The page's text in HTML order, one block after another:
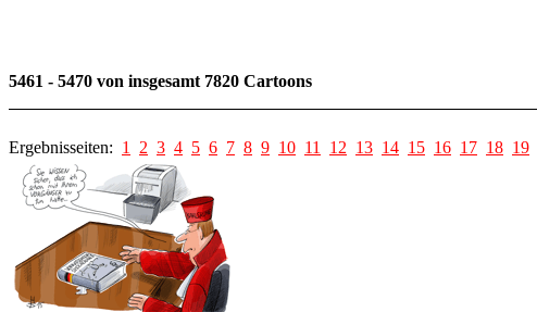
5461 - 5470 von insgesamt 7820 Cartoons
Ergebnisseiten: 1 2 3 4 5 6 7 8 9 10 11 12 13 14 15 16 17 18 19